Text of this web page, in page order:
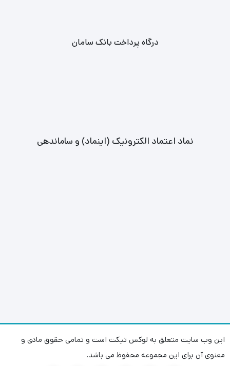
درگاه پرداخت بانک سامان
نماد اعتماد الکترونیک (اینماد) و ساماندهی
این وب سایت متعلق به لوکس تیکت است و تمامی حقوق مادی و
معنوی آن برای این مجموعه محفوظ می باشد.